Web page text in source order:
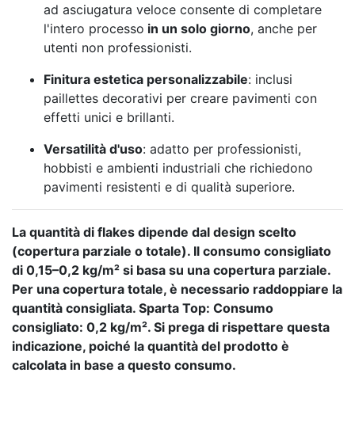
ad asciugatura veloce consente di completare
l'intero processo in un solo giorno, anche per
utenti non professionisti.
Finitura estetica personalizzabile: inclusi
paillettes decorativi per creare pavimenti con
effetti unici e brillanti.
Versatilità d'uso: adatto per professionisti,
hobbisti e ambienti industriali che richiedono
pavimenti resistenti e di qualità superiore.
La quantità di flakes dipende dal design scelto
(copertura parziale o totale). Il consumo consigliato
di 0,15–0,2 kg/m² si basa su una copertura parziale.
Per una copertura totale, è necessario raddoppiare la
quantità consigliata. Sparta Top: Consumo
consigliato: 0,2 kg/m². Si prega di rispettare questa
indicazione, poiché la quantità del prodotto è
calcolata in base a questo consumo.